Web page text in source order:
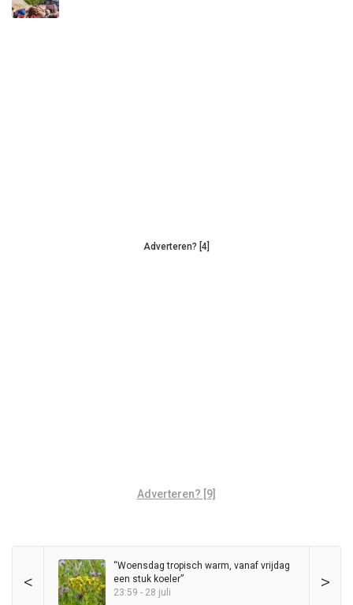
Adverteren? [4]
Adverteren? [9]
< >
“Woensdag tropisch warm, vanaf vrijdag
een stuk koeler”
23:59 - 28 juli